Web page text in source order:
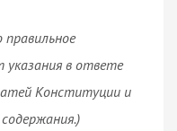
указания в ответе
Конституции и